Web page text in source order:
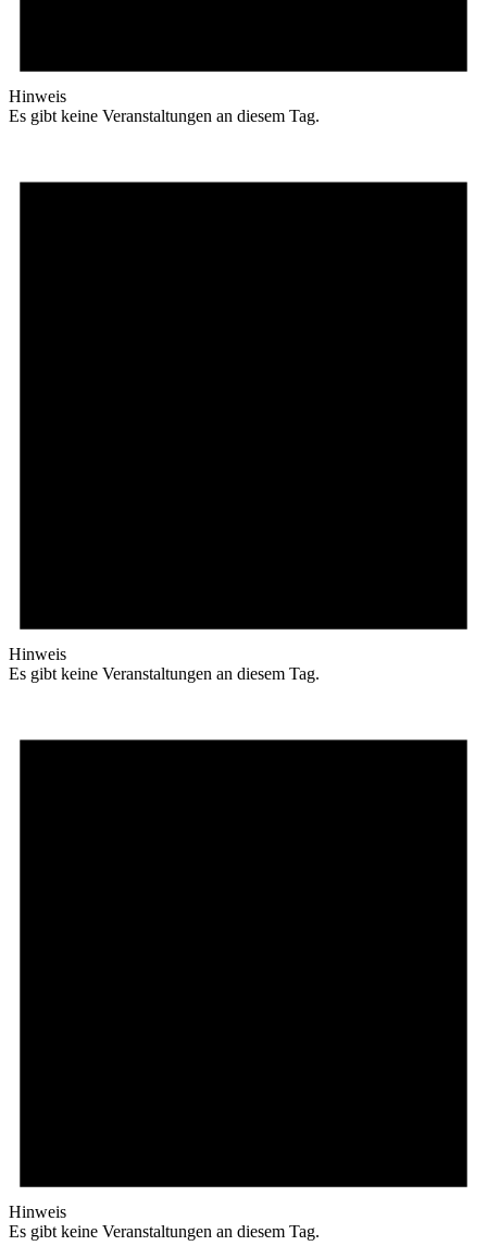
Hinweis
Es gibt keine Veranstaltungen an diesem Tag.
Hinweis
Es gibt keine Veranstaltungen an diesem Tag.
Hinweis
Es gibt keine Veranstaltungen an diesem Tag.